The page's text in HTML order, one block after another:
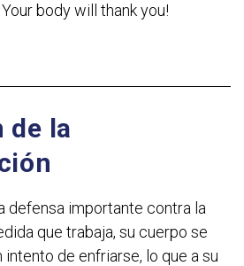
body will thank you!
de la
defensa importante contra la
que trabaja, su cuerpo se
intento de enfriarse, lo que a su